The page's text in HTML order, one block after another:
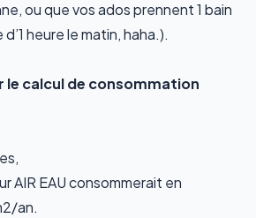
ou que vos ados prennent 1 bain
heure le matin, haha.).
le calcul de consommation
,
AIR EAU consommerait en
an.